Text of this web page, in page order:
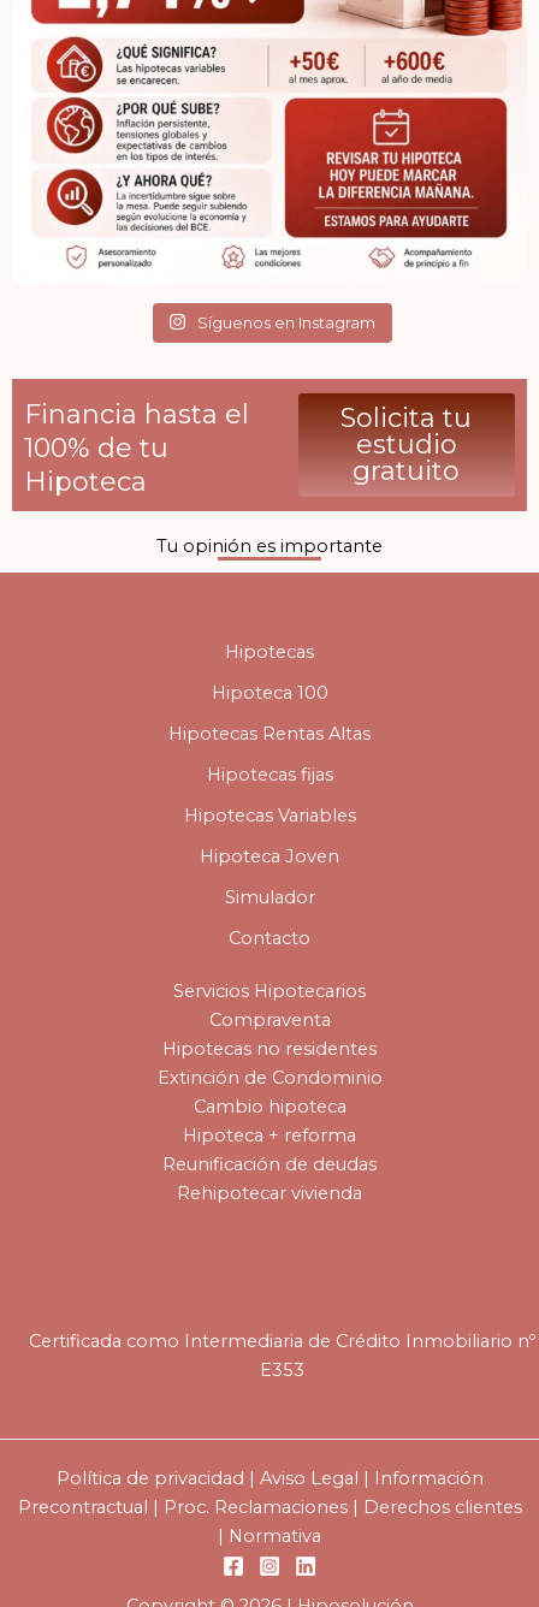
Síguenos en Instagram
Financia hasta el
100% de tu
Hipoteca
Solicita tu
estudio
gratuito
Tu opinión es importante
Hipotecas
Hipoteca 100
Hipotecas Rentas Altas
Hipotecas fijas
Hipotecas Variables
Hipoteca Joven
Simulador
Contacto
Servicios Hipotecarios
Compraventa
Hipotecas no residentes
Extinción de Condominio
Cambio hipoteca
Hipoteca + reforma
Reunificación de deudas
Rehipotecar vivienda
Certificada como Intermediaria de Crédito Inmobiliario nº
E353
Política de privacidad | Aviso Legal | Información
Precontractual | Proc. Reclamaciones| Derechos clientes
| Normativa